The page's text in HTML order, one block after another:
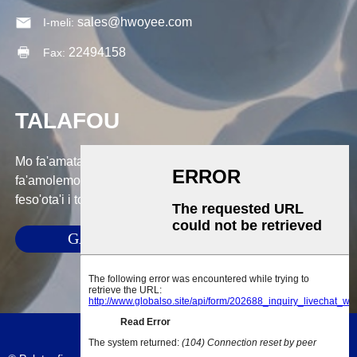
I-meli: sales@hwoyee.com
Fax: 22494158
TALAFOU
Mo fa'amatalaga e uiga ia matou oloa po'o le lisi o tau,
fa'amolemole tu'u lau imeli ia i matou ma o le a matou
feso'ota'i i totonu ole 24 itula.
GALUEGA